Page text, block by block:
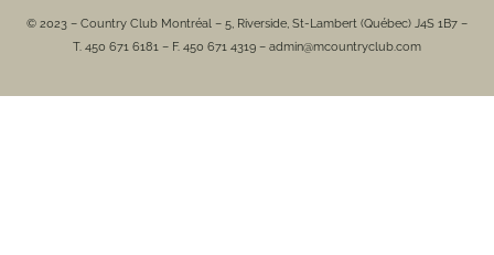
© 2023 – Country Club Montréal – 5, Riverside, St-Lambert (Québec) J4S 1B7 –
T. 450 671 6181 – F. 450 671 4319 – admin@mcountryclub.com